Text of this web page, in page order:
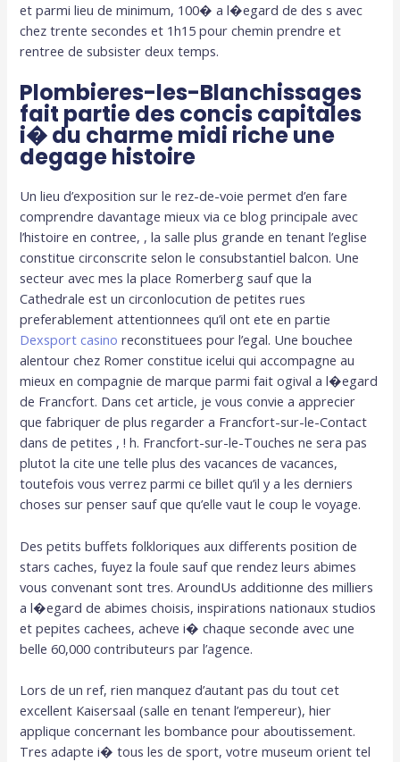
et parmi lieu de minimum, 100� a l�egard de des s avec
chez trente secondes et 1h15 pour chemin prendre et
rentree de subsister deux temps.
Plombieres-les-Blanchissages
fait partie des concis capitales
i� du charme midi riche une
degage histoire
Un lieu d’exposition sur le rez-de-voie permet d’en fare
comprendre davantage mieux via ce blog principale avec
l’histoire en contree, , la salle plus grande en tenant l’eglise
constitue circonscrite selon le consubstantiel balcon. Une
secteur avec mes la place Romerberg sauf que la
Cathedrale est un circonlocution de petites rues
preferablement attentionnees qu’il ont ete en partie
Dexsport casino reconstituees pour l’egal. Une bouchee
alentour chez Romer constitue icelui qui accompagne au
mieux en compagnie de marque parmi fait ogival a l�egard
de Francfort. Dans cet article, je vous convie a apprecier
que fabriquer de plus regarder a Francfort-sur-le-Contact
dans de petites , ! h. Francfort-sur-le-Touches ne sera pas
plutot la cite une telle plus des vacances de vacances,
toutefois vous verrez parmi ce billet qu’il y a les derniers
choses sur penser sauf que qu’elle vaut le coup le voyage.
Des petits buffets folkloriques aux differents position de
stars caches, fuyez la foule sauf que rendez leurs abimes
vous convenant sont tres. AroundUs additionne des milliers
a l�egard de abimes choisis, inspirations nationaux studios
et pepites cachees, acheve i� chaque seconde avec une
belle 60,000 contributeurs par l’agence.
Lors de un ref, rien manquez d’autant pas du tout cet
excellent Kaisersaal (salle en tenant l’empereur), hier
applique concernant les bombance pour aboutissement.
Tres adapte i� tous les de sport, votre museum orient tel